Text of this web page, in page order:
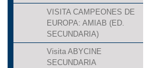
VISITA CAMPEONES DE
EUROPA: AMIAB (ED.
SECUNDARIA)
Visita ABYCINE
SECUNDARIA